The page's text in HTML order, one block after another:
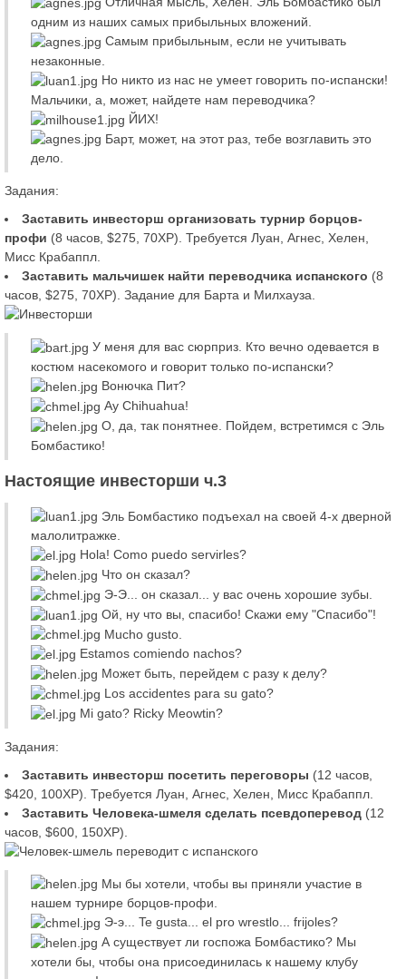
одним из наших самых прибыльных вложений.
Самым прибыльным, если не учитывать
незаконные.
Но никто из нас не умеет говорить по-испански!
Мальчики, а, может, найдете нам переводчика?
ЙИХ!
Барт, может, на этот раз, тебе возглавить это
дело.
Задания:
Заставить инвесторш организовать турнир борцов-
профи (8 часов, $275, 70XP). Требуется Луан, Агнес, Хелен,
Мисс Крабаппл.
Заставить мальчишек найти переводчика испанского (8
часов, $275, 70XP). Задание для Барта и Милхауза.
У меня для вас сюрприз. Кто вечно одевается в
костюм насекомого и говорит только по-испански?
Вонючка Пит?
Ау Chihuahua!
О, да, так понятнее. Пойдем, встретимся с Эль
Бомбастико!
Настоящие инвесторши ч.3
Эль Бомбастико подъехал на своей 4-х дверной
малолитражке.
Hola! Como puedo servirles?
Что он сказал?
Э-Э... он сказал... у вас очень хорошие зубы.
Ой, ну что вы, спасибо! Скажи ему "Спасибо"!
Mucho gusto.
Estamos comiendo nachos?
Может быть, перейдем с разу к делу?
Los accidentes para su gato?
Mi gato? Ricky Meowtin?
Задания:
Заставить инвесторш посетить переговоры (12 часов,
$420, 100XP). Требуется Луан, Агнес, Хелен, Мисс Крабаппл.
Заставить Человека-шмеля сделать псевдоперевод (12
часов, $600, 150XP).
Мы бы хотели, чтобы вы приняли участие в
нашем турнире борцов-профи.
Э-э... Te gusta... el pro wrestlo... frijoles?
А существует ли госпожа Бомбастико? Мы
хотели бы, чтобы она присоединилась к нашему клубу